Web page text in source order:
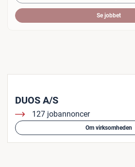
Se jobbet
DUOS A/S
127 jobannoncer
Om virksomheden